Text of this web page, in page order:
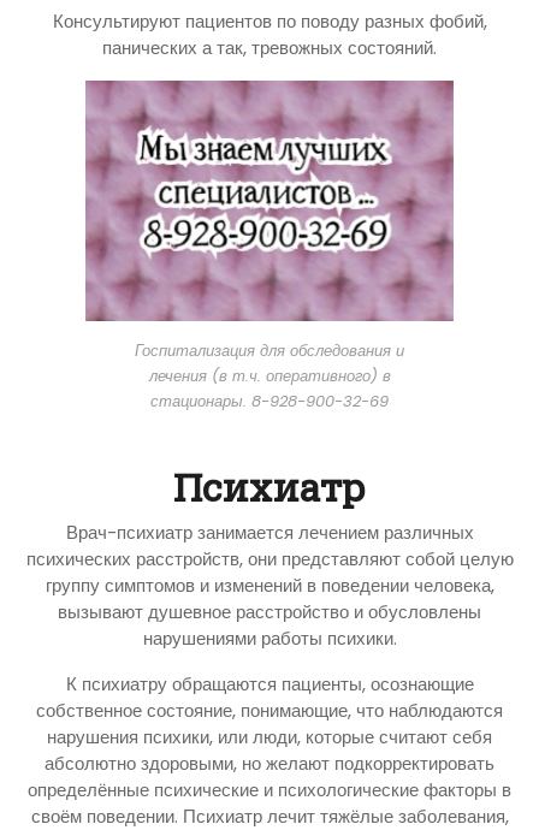
Консультируют пациентов по поводу разных фобий,
панических а так, тревожных состояний.
Госпитализация для обследования и
лечения (в т.ч. оперативного) в
стационары. 8-928-900-32-69
Психиатр
Врач-психиатр занимается лечением различных
психических расстройств, они представляют собой целую
группу симптомов и изменений в поведении человека,
вызывают душевное расстройство и обусловлены
нарушениями работы психики.
К психиатру обращаются пациенты, осознающие
собственное состояние, понимающие, что наблюдаются
нарушения психики, или люди, которые считают себя
абсолютно здоровыми, но желают подкорректировать
определённые психические и психологические факторы в
своём поведении. Психиатр лечит тяжёлые заболевания,